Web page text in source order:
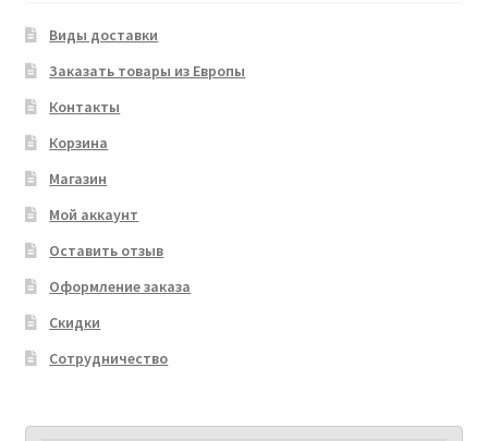
Виды доставки
Заказать товары из Европы
Контакты
Корзина
Магазин
Мой аккаунт
Оставить отзыв
Оформление заказа
Скидки
Сотрудничество